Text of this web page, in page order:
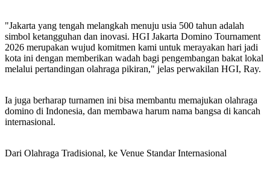
"Jakarta yang tengah melangkah menuju usia 500 tahun adalah
simbol ketangguhan dan inovasi. HGI Jakarta Domino Tournament
2026 merupakan wujud komitmen kami untuk merayakan hari jadi
kota ini dengan memberikan wadah bagi pengembangan bakat lokal
melalui pertandingan olahraga pikiran," jelas perwakilan HGI, Ray.
Ia juga berharap turnamen ini bisa membantu memajukan olahraga
domino di Indonesia, dan membawa harum nama bangsa di kancah
internasional.
Dari Olahraga Tradisional, ke Venue Standar Internasional